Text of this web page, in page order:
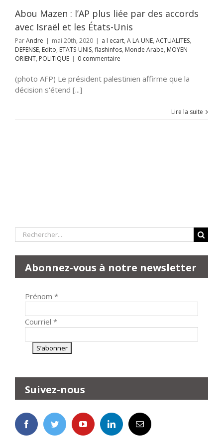
POLITIQUE
Abou Mazen : l’AP plus liée par des accords
avec Israël et les États-Unis
ParAndre | mai 20th, 2020 | a l ecart, A LA UNE, ACTUALITES,
DEFENSE, Edito, ETATS-UNIS, flashinfos, Monde Arabe, MOYEN
ORIENT, POLITIQUE | 0 commentaire
(photo AFP) Le président palestinien affirme que la
décision s'étend [...]
Lire la suite
Rechercher:
Abonnez-vous à notre newsletter
Prénom *
Courriel *
Suivez-nous